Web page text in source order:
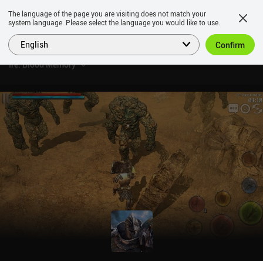
Ire: Blood Memory
The language of the page you are visiting does not match your
system language. Please select the language you would like to use.
English Confirm